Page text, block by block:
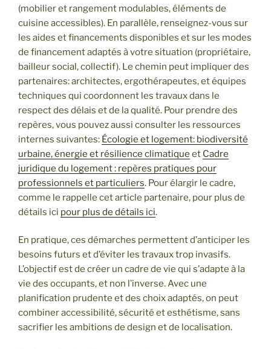
(mobilier et rangement modulables, éléments de
cuisine accessibles). En parallèle, renseignez-vous sur
les aides et financements disponibles et sur les modes
de financement adaptés à votre situation (propriétaire,
bailleur social, collectif). Le chemin peut impliquer des
partenaires: architectes, ergothérapeutes, et équipes
techniques qui coordonnent les travaux dans le
respect des délais et de la qualité. Pour prendre des
repères, vous pouvez aussi consulter les ressources
internes suivantes: Écologie et logement: biodiversité
urbaine, énergie et résilience climatique et Cadre
juridique du logement : repères pratiques pour
professionnels et particuliers. Pour élargir le cadre,
comme le rappelle cet article partenaire, pour plus de
détails ici pour plus de détails ici.
En pratique, ces démarches permettent d’anticiper les
besoins futurs et d’éviter les travaux trop invasifs.
L’objectif est de créer un cadre de vie qui s’adapte à la
vie des occupants, et non l’inverse. Avec une
planification prudente et des choix adaptés, on peut
combiner accessibilité, sécurité et esthétisme, sans
sacrifier les ambitions de design et de localisation.